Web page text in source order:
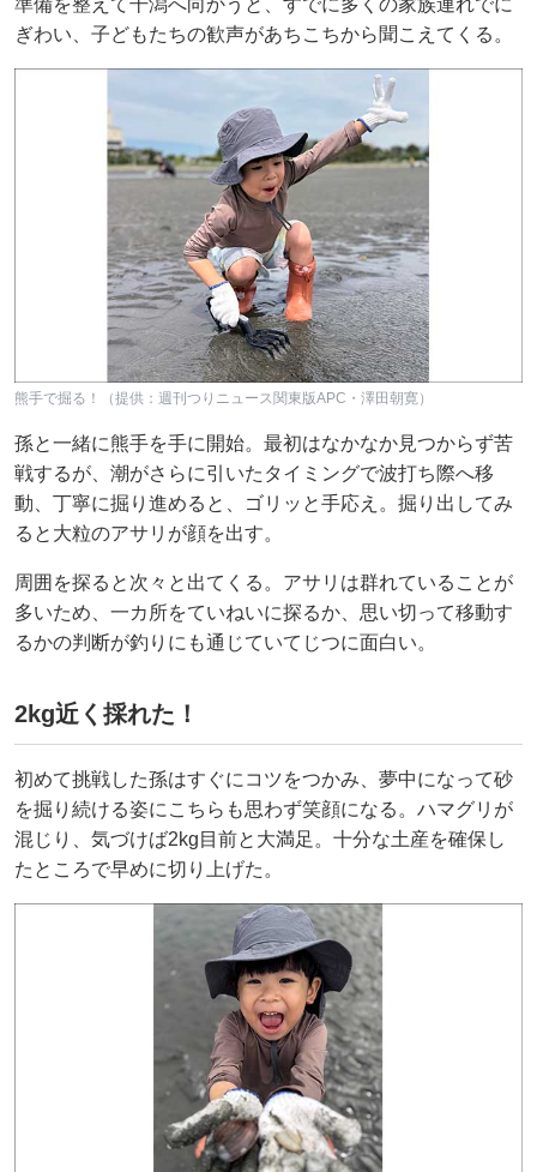
ぎわい、子どもたちの歓声があちこちから聞こえてくる。
熊手で掘る！（提供：週刊つりニュース関東版APC・澤田朝寛）
孫と一緒に熊手を手に開始。最初はなかなか見つからず苦
戦するが、潮がさらに引いたタイミングで波打ち際へ移
動、丁寧に掘り進めると、ゴリッと手応え。掘り出してみ
ると大粒のアサリが顔を出す。
周囲を探ると次々と出てくる。アサリは群れていることが
多いため、一カ所をていねいに探るか、思い切って移動す
るかの判断が釣りにも通じていてじつに面白い。
2kg近く採れた！
初めて挑戦した孫はすぐにコツをつかみ、夢中になって砂
を掘り続ける姿にこちらも思わず笑顔になる。ハマグリが
混じり、気づけば2kg目前と大満足。十分な土産を確保し
たところで早めに切り上げた。